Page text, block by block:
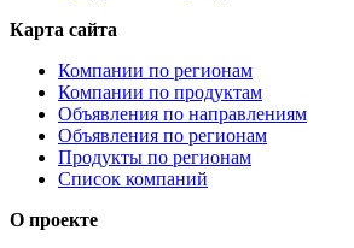
Карта сайта
Компании по регионам
Компании по продуктам
Объявления по направлениям
Объявления по регионам
Продукты по регионам
Список компаний
О проекте